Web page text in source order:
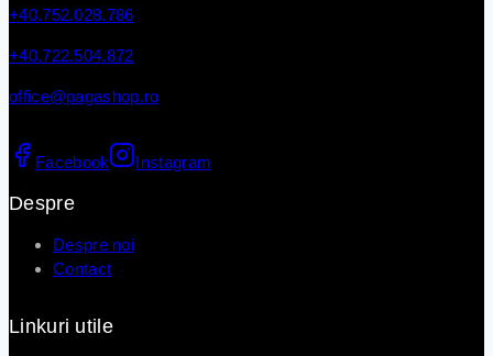
+40.752.028.786
+40.722.504.872
office@pagashop.ro
Facebook Instagram
Despre
Despre noi
Contact
Linkuri utile